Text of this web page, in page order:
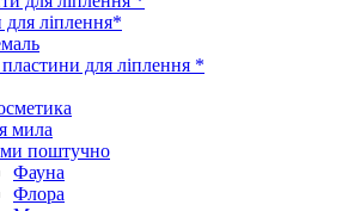
для ліплення*
пластини для ліплення *
мила
поштучно
Фауна
Флора